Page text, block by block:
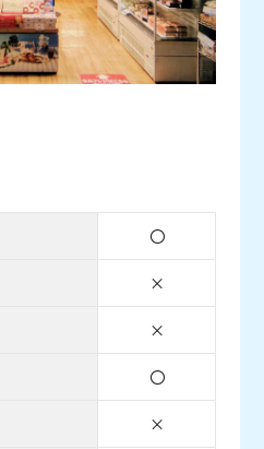
〇
取り扱いあり
×取り扱い無し
×取り扱い無し
〇
取り扱いあり
×取り扱い無し